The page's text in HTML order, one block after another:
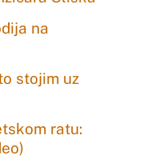
na
stojim uz
ratu: